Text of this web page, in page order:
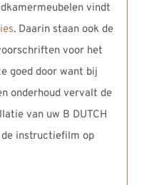
vindt
. Daarin staan ook de
voor het
goed door want bij
onderhoud vervalt de
van uw B DUTCH
instructiefilm op